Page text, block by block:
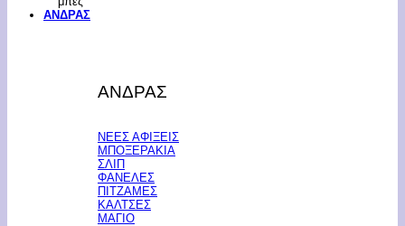
ΑΝΔΡΑΣ
ΑΝΔΡΑΣ
ΝΕΕΣ ΑΦΙΞΕΙΣ
ΜΠΟΞΕΡΑΚΙΑ
ΣΛΙΠ
ΦΑΝΕΛΕΣ
ΠΙΤΖΑΜΕΣ
ΚΑΛΤΣΕΣ
ΜΑΓΙΟ